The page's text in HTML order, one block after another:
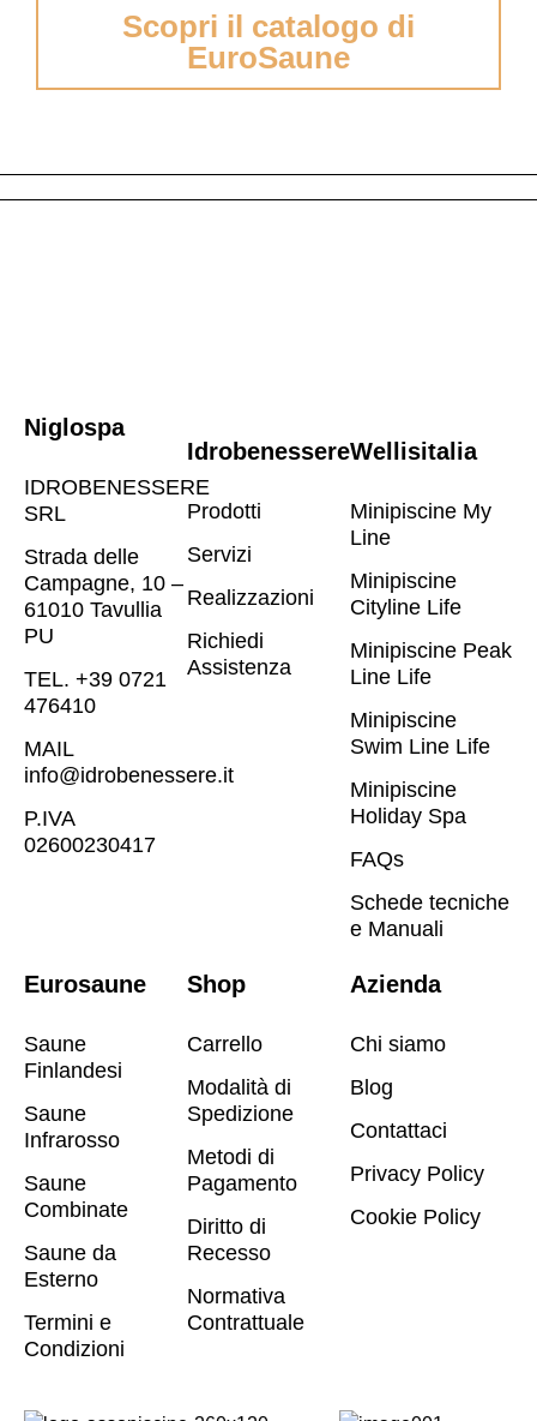
Scopri il catalogo di
EuroSaune
Niglospa
IDROBENESSERE
SRL
Strada delle
Campagne, 10 –
61010 Tavullia
PU
TEL. +39 0721
476410​
MAIL
info@idrobenessere.it
P.IVA
02600230417​
Idrobenessere
Prodotti
Servizi
Realizzazioni
Richiedi
Assistenza
Wellisitalia
Minipiscine My
Line
Minipiscine
Cityline Life
Minipiscine Peak
Line Life
Minipiscine
Swim Line Life
Minipiscine
Holiday Spa
FAQs
Schede tecniche
e Manuali
Eurosaune
Saune
Finlandesi
Saune
Infrarosso
Saune
Combinate
Saune da
Esterno
Termini e
Condizioni
Shop
Carrello
Modalità di
Spedizione
Metodi di
Pagamento
Diritto di
Recesso
Normativa
Contrattuale
Azienda
Chi siamo
Blog
Contattaci
Privacy Policy
Cookie Policy